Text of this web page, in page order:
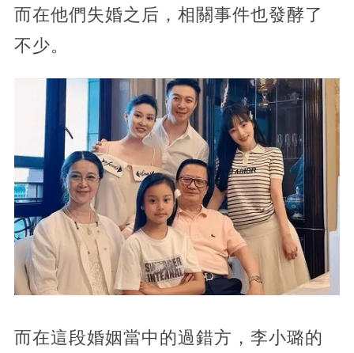
而在他們失婚之后，相關事件也發酵了
不少。
而在這段婚姻當中的過錯方， 李小璐的